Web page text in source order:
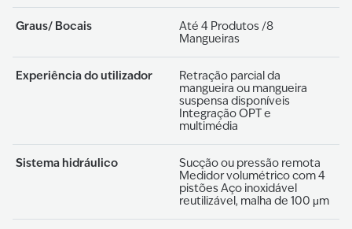
Graus/ Bocais
Até 4 Produtos /8
Mangueiras
Experiência do utilizador
Retração parcial da
mangueira ou mangueira
suspensa disponíveis
Integração OPT e
multimédia
Sistema hidráulico
Sucção ou pressão remota
Medidor volumétrico com 4
pistões Aço inoxidável
reutilizável, malha de 100 μm